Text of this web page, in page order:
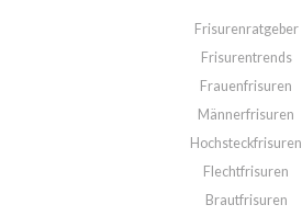
Frisurenratgeber
Frisurentrends
Frauenfrisuren
Männerfrisuren
Hochsteckfrisuren
Flechtfrisuren
Brautfrisuren